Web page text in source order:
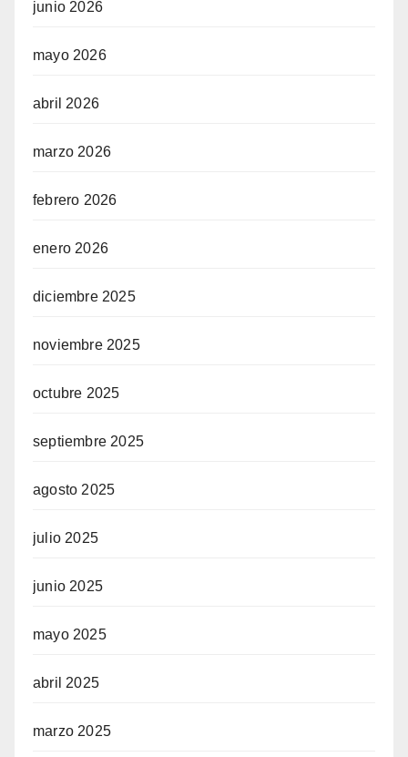
junio 2026
mayo 2026
abril 2026
marzo 2026
febrero 2026
enero 2026
diciembre 2025
noviembre 2025
octubre 2025
septiembre 2025
agosto 2025
julio 2025
junio 2025
mayo 2025
abril 2025
marzo 2025